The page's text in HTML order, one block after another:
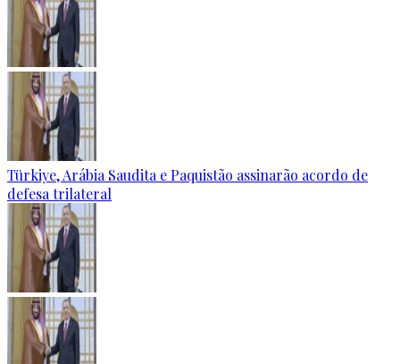
Türkiye, Arábia Saudita e Paquistão assinarão acordo de
defesa trilateral